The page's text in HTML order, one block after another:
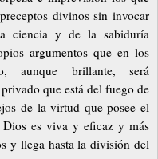
divinos sin invocar
ciencia y de la sabiduría
argumentos que en los
aunque brillante, será
que está del fuego de
de la virtud que posee el
es viva y eficaz y más
y llega hasta la división del